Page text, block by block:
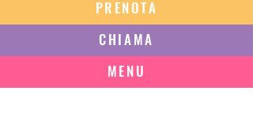
PRENOTA
CHIAMA
MENU